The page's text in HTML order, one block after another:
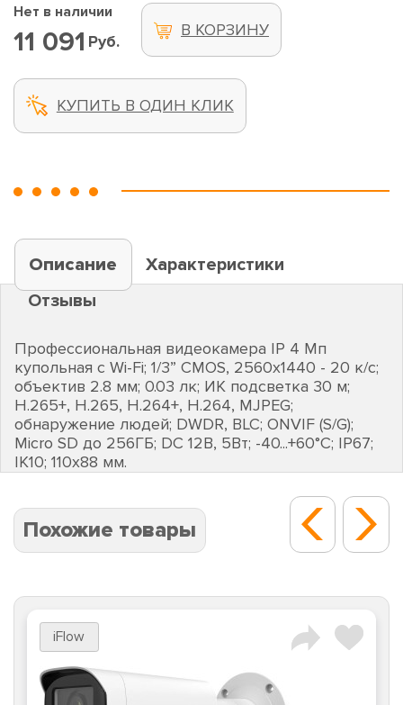
Нет в наличии
11 091 Руб.
В КОРЗИНУ
КУПИТЬ В ОДИН КЛИК
Описание
Характеристики
Отзывы
Профессиональная видеокамера IP 4 Мп
купольная с Wi-Fi; 1/3” CMOS, 2560х1440 - 20 к/с;
объектив 2.8 мм; 0.03 лк; ИК подсветка 30 м;
H.265+, H.265, H.264+, H.264, MJPEG;
обнаружение людей; DWDR, BLC; ONVIF (S/G);
Micro SD до 256ГБ; DC 12В, 5Вт; -40...+60°C; IP67;
IK10; 110х88 мм.
Похожие товары
iFlow